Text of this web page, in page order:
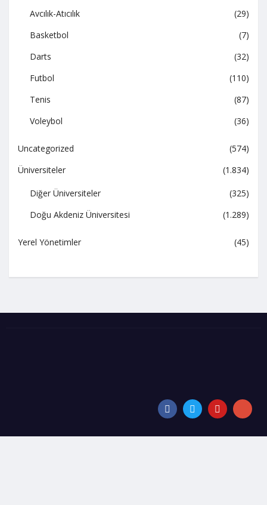
Avcılık-Atıcılık
(29)
Basketbol
(7)
Darts
(32)
Futbol
(110)
Tenis
(87)
Voleybol
(36)
Uncategorized
(574)
Üniversiteler
(1.834)
Diğer Üniversiteler
(325)
Doğu Akdeniz Üniversitesi
(1.289)
Yerel Yönetimler (45)